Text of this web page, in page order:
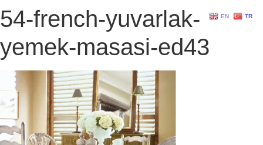
54-french-yuvarlak-
yemek-masasi-ed43
EN TR